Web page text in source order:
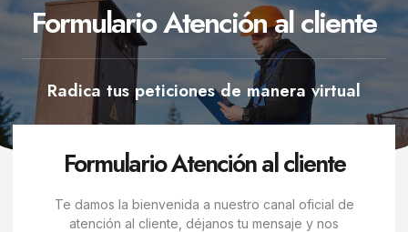
Formulario Atención al cliente
Radica tus peticiones de manera virtual
Formulario Atención al cliente
Te damos la bienvenida a nuestro canal oficial de
atención al cliente, déjanos tu mensaje y nos